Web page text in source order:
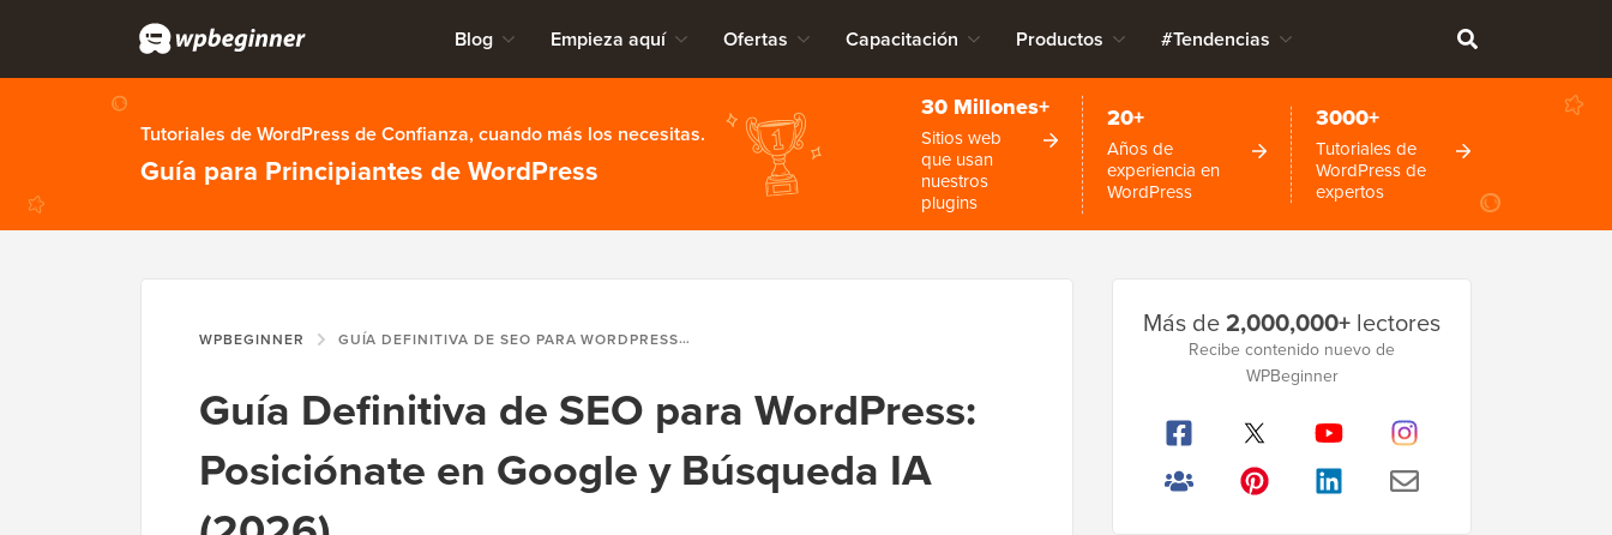
Blog Empieza aquí Ofertas Capacitación Productos #Tendencias
Tutoriales de WordPress de Confianza, cuando más los necesitas.
Guía para Principiantes de WordPress
30 Millones+
Sitios web
que usan
nuestros
plugins
20+
Años de
experiencia en
WordPress
3000+
Tutoriales de
WordPress de
expertos
WPBEGINNER GUÍA DEFINITIVA DE SEO PARA WORDPRESS: POSICIÓNATE EN GOOGLE Y BÚSQUEDA IA (2026)
Guía Definitiva de SEO para WordPress:
Posiciónate en Google y Búsqueda IA
lateral
Más de2,000,000+ lectores
Recibe contenido nuevo de
WPBeginner